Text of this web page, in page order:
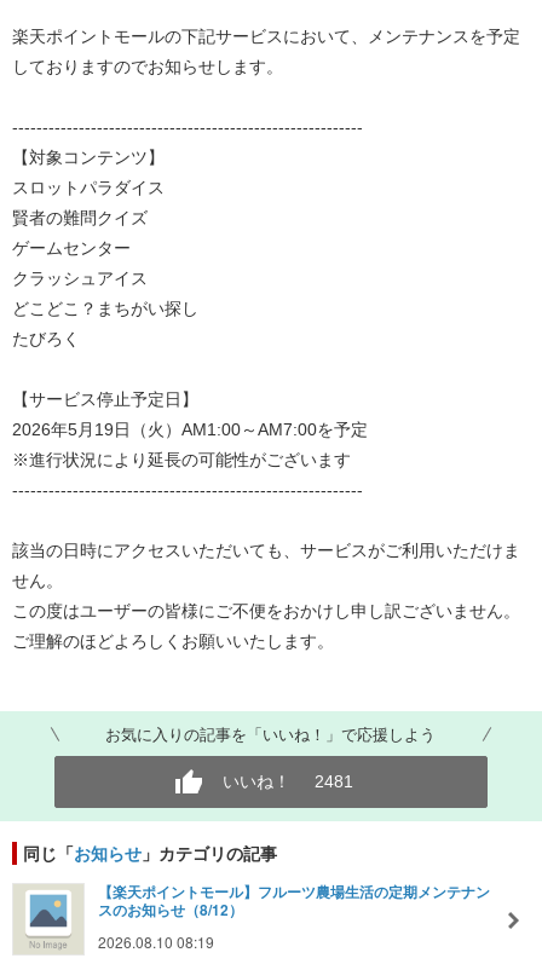
​楽天ポイントモールの下記サービスにおいて、メンテナンスを予定
しておりますのでお知らせします。
​​----------------------------------------------------------​
​​​​【対象コンテンツ】
​スロットパラダイス
賢者の難問クイズ
ゲームセンター
クラッシュアイス
どこどこ？まちがい探し
たびろく
【サービス停止予定日】
2026年5月19日（火）AM1:00～AM7:00を予定
※進行状況により延長の可能性がございます​​​
​​----------------------------------------------------------​
該当の日時にアクセスいただいても、サービスがご利用いただけま
せん。
この度はユーザーの皆様にご不便をおかけし申し訳ございません。
​​ご理解のほどよろしくお願いいたします。
お気に入りの記事を「いいね！」で応援しよう
いいね！ 2481
同じ「お知らせ 」カテゴリの記事
【楽天ポイントモール】フルーツ農場生活の定期メンテナン
スのお知らせ（8/12）
2026.08.10 08:19